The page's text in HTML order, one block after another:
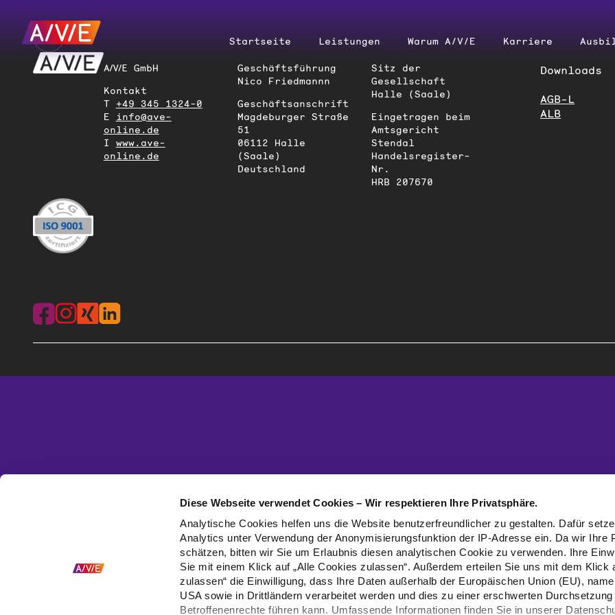
Diese Webseite verwendet Cookies – Wir respektieren Ihre Privatsphäre.
Analytische Cookies helfen uns die Website benutzerfreundlicher zu gestalten. Dafür
Analytics unter Verwendung der Anonymisierungsfunktion der IP-Adresse ein. Da wir Ihre
schätzen, bitten wir Sie um Erlaubnis diesen analytischen Cookie zu verwenden. Ihre
Sie mit einem Klick auf „Alle Cookies zulassen“. Außerdem erteilen Sie uns mit dem Klick
zulassen“ die Einwilligung, dass Ihre Daten außerhalb der Europäischen Union (EU),
USA sowie in Drittländern verarbeitet werden und dies zu einer erschwerten Durchsetzung
Betroffenenrechte führen kann. Umfassende Informationen finden Sie in unserer
Startseite Leistungen Warum A/‌V/‌E Karriere
A/V/E GmbH
Kontakt
T +49 345 1324-0
E info@ave-
online.de
I www.ave-
online.de
Geschäftsführung
Nico Friedmannn
Geschäftsanschrift
Magdeburger Straße
51
06112 Halle
(Saale)
Deutschland
Sitz der
Gesellschaft
Halle (Saale)
Eingetragen beim
Amtsgericht
Stendal
Handelsregister-
Nr.
HRB 207670
Downloads
AGB-L
ALB